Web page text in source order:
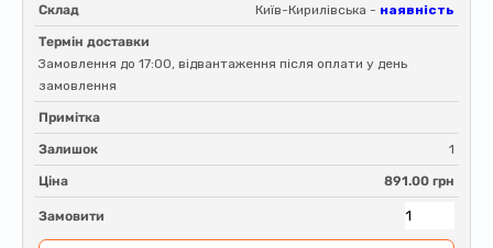
Склад Київ-Кирилівська - наявність
Термін доставки
Замовлення до 17:00, відвантаження після оплати у день
замовлення
Примітка
Залишок 1
Ціна 891.00 грн
Замовити